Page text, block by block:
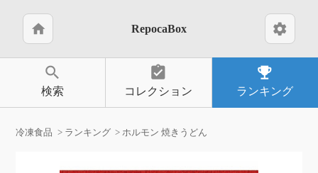
home RepocaBox settings
search
検索
assignment_turned_in
コレクション
emoji_events
ランキング
冷凍食品 ランキング ホルモン 焼きうどん